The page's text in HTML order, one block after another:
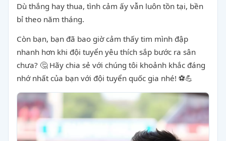
Dù thắng hay thua, tình cảm ấy vẫn luôn tồn tại, bền
bỉ theo năm tháng.
Còn bạn, bạn đã bao giờ cảm thấy tim mình đập
nhanh hơn khi đội tuyển yêu thích sắp bước ra sân
chưa? 🤔 Hãy chia sẻ với chúng tôi khoảnh khắc đáng
nhớ nhất của bạn với đội tuyển quốc gia nhé! ⚽💪